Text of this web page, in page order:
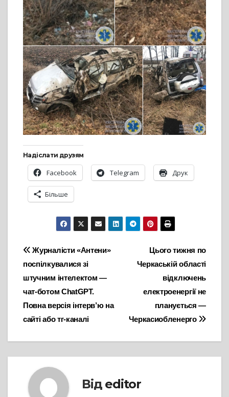
Надіслати друзям
Facebook Telegram Друк
Більше
Навігація
записів
Цього тижня по
Черкаській області
відключень
електроенергії не
планується —
Черкасиобленерго
Журналісти «Антени»
поспілкувалися зі
штучним інтелектом —
чат-ботом ChatGPT.
Повна версія інтерв’ю на
сайті або тг-каналі
Від editor